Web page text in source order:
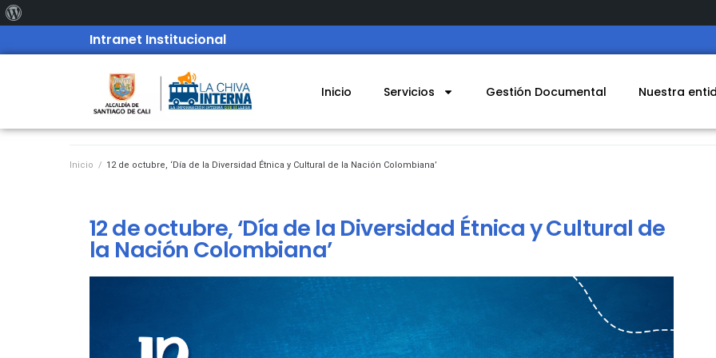
Intranet Institucional
Inicio Servicios Gestión Documental Nuestra
Inicio / 12 de octubre, ‘Día de la Diversidad Étnica y Cultural de la Nación Colombiana’
12 de octubre, ‘Día de la Diversidad Étnica y Cultural de
la Nación Colombiana’